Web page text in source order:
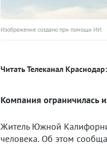
Изображение создано при помощи ИИ.
Читать Телеканал Краснодар:
Компания ограничилась
Житель Южной
человека. Об этом